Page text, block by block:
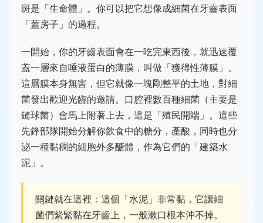
斑是「生命體」。你可以把它想像成細菌在牙齒表面
「蓋房子」的過程。
一開始，你的牙齒表面會在一吃完東西後，就迅速覆
蓋一層來自唾液蛋白的薄膜，叫做「獲得性薄膜」。
這層膜本身無害，但它就像一塊剛整平的土地，對細
菌發出歡迎光臨的邀請。口腔裡數百種細菌（主要是
鏈球菌）會馬上附著上去，這是「殖民開端」。這些
先鋒部隊開始分解你飲食中的糖分，產酸，同時也分
泌一種黏稠的細胞外多醣體，作為它們的「建築水
泥」。
關鍵就在這裡：這個「水泥」非常黏，它讓細
菌們緊緊黏在牙齒上，一般漱口根本沖不掉。